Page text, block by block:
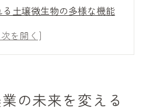
土壌微生物の多様な機能
の未来を変える